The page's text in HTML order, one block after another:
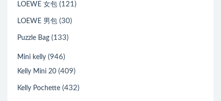
LOEWE 女包 (121)
LOEWE 男包 (30)
Puzzle Bag (133)
Mini kelly (946)
Kelly Mini 20 (409)
Kelly Pochette (432)